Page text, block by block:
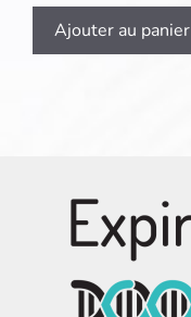
Ajouter au panier